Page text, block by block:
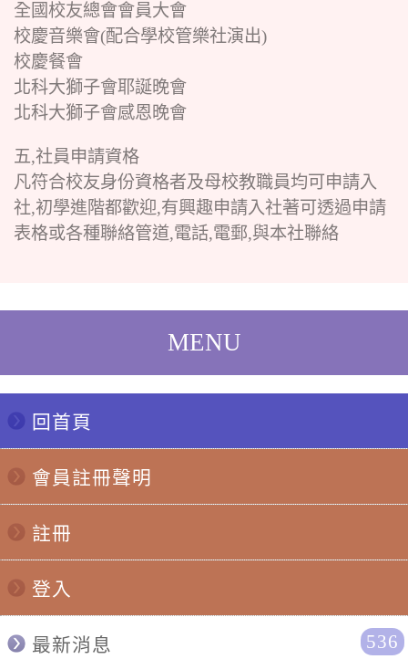
全國校友總會會員大會
校慶音樂會(配合學校管樂社演出)
校慶餐會
北科大獅子會耶誕晚會
北科大獅子會感恩晚會
五,社員申請資格
凡符合校友身份資格者及母校教職員均可申請入
社,初學進階都歡迎,有興趣申請入社著可透過申請
表格或各種聯絡管道,電話,電郵,與本社聯絡
回首頁
會員註冊聲明
註冊
登入
536
最新消息